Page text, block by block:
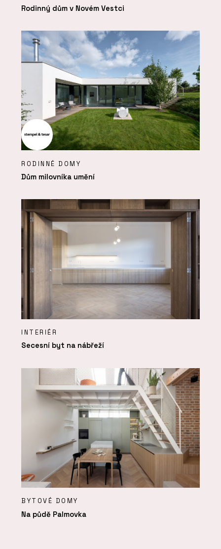
Rodinný dům v Novém Vestci
RODINNÉ DOMY
Dům milovníka umění
INTERIÉR
Secesní byt na nábřeží
BYTOVÉ DOMY
Na půdě Palmovka